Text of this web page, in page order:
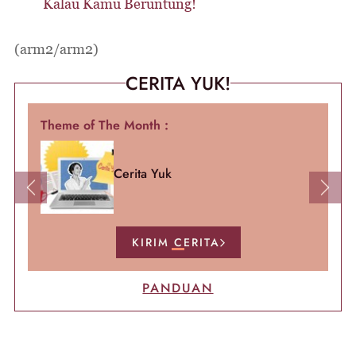
Kalau Kamu Beruntung!
(arm2/arm2)
CERITA YUK!
Theme of The Month :
Cerita Yuk
KIRIM CERITA
Previous Next
PANDUAN